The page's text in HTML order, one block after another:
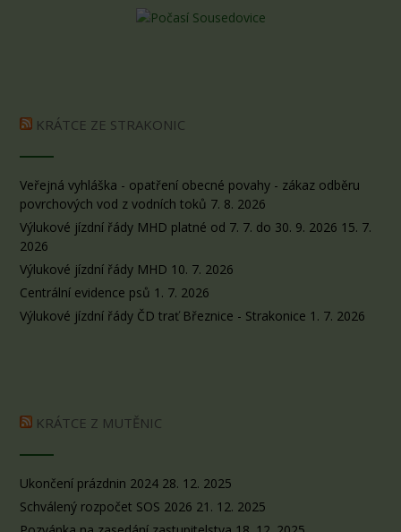
KRÁTCE ZE STRAKONIC
Veřejná vyhláška - opatření obecné povahy - zákaz odběru
povrchových vod z vodních toků 7. 8. 2026
Výlukové jízdní řády MHD platné od 7. 7. do 30. 9. 2026 15. 7.
2026
Výlukové jízdní řády MHD 10. 7. 2026
Centrální evidence psů 1. 7. 2026
Výlukové jízdní řády ČD trať Březnice - Strakonice 1. 7. 2026
KRÁTCE Z MUTĚNIC
Ukončení prázdnin 2024 28. 12. 2025
Schválený rozpočet SOS 2026 21. 12. 2025